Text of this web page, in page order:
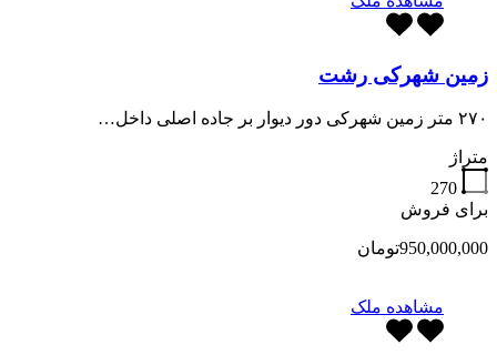
زمین شهرکی رشت
۲۷۰ متر زمین شهرکی دور دیوار بر جاده اصلی داخل…
متراژ
270
برای فروش
950,000,000تومان
مشاهده ملک